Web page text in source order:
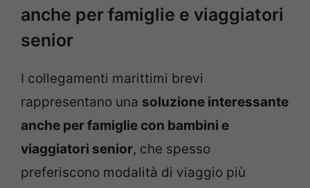
anche per famiglie e viaggiatori
senior
I collegamenti marittimi brevi
rappresentano una soluzione interessante
anche per famiglie con bambini e
viaggiatori senior, che spesso
preferiscono modalità di viaggio più